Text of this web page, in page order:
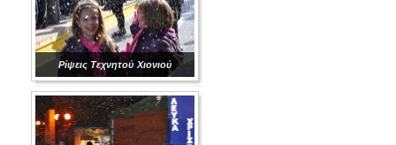
Ρίψεις Τεχνητού Χιονιού